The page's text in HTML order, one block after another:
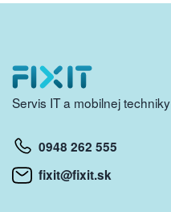
Servis IT a mobilnej techniky
0948 262 555
fixit@fixit.sk